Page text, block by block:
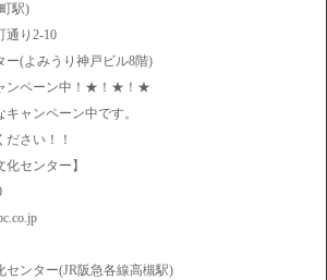
駅)
通り2-10
(よみうり神戸ビル8階)
ンペーン中！★！★！★
ャンペーン中です。
さい！！
センター】
センター(JR阪急各線高槻駅)